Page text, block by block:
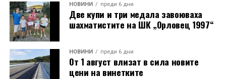
НОВИНИ преди 6 дни
Две купи и три медала завоюваха
шахматистите на ШК „Орловец 1997“
НОВИНИ преди 6 дни
От 1 август влизат в сила новите
цени на винетките